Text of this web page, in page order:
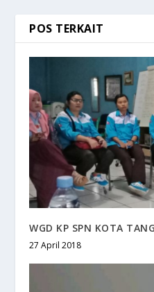
POS TERKAIT
WGD KP SPN KOTA
27 April 2018